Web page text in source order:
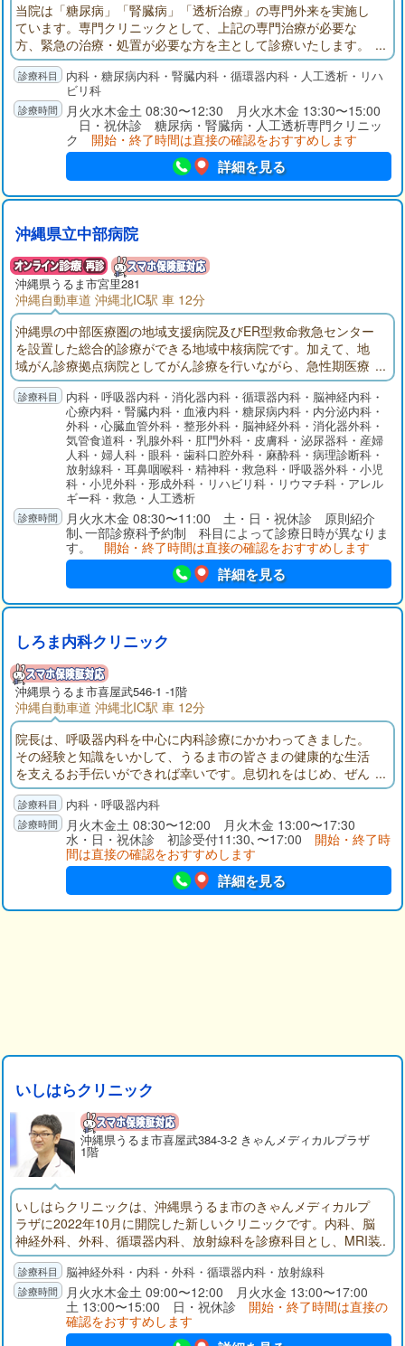
当院は「糖尿病」「腎臓病」「透析治療」の専門外来を実施し
ています。専門クリニックとして、上記の専門治療が必要な
方、緊急の治療・処置が必要な方を主として診療いたします。
近年の生活習慣の変化に伴う慢性病の発症増加により、当院外
来患者数も増加しております。風症状などの方には近隣の新り
ゅおじょをお勧めすることがございます。何卒ご理解ください
ますようお願いいたします。
内科・糖尿病内科・腎臓内科・循環器内科・人工透析・リハ
ビリ科
月火水木金土 08:30〜12:30 月火水木金 13:30〜15:00
日・祝休診 糖尿病・腎臓病・人工透析専門クリニッ
ク 開始・終了時間は直接の確認をおすすめします
詳細を見る
沖縄県立中部病院
沖縄県うるま市宮里281
沖縄自動車道 沖縄北IC駅 車 12分
沖縄県の中部医療圏の地域支援病院及びER型救命救急センター
を設置した総合的診療ができる地域中核病院です。加えて、地
域がん診療拠点病院としてがん診療を行いながら、急性期医療
を主体とした日常診療を行っております。
内科・呼吸器内科・消化器内科・循環器内科・脳神経内科・
心療内科・腎臓内科・血液内科・糖尿病内科・内分泌内科・
外科・心臓血管外科・整形外科・脳神経外科・消化器外科・
気管食道科・乳腺外科・肛門外科・皮膚科・泌尿器科・産婦
人科・婦人科・眼科・歯科口腔外科・麻酔科・病理診断科・
放射線科・耳鼻咽喉科・精神科・救急科・呼吸器外科・小児
科・小児外科・形成外科・リハビリ科・リウマチ科・アレル
ギー科・救急・人工透析
月火水木金 08:30〜11:00 土・日・祝休診 原則紹介
制､一部診療科予約制 科目によって診療日時が異なりま
す。 開始・終了時間は直接の確認をおすすめします
詳細を見る
しろま内科クリニック
沖縄県うるま市喜屋武546-1 -1階
沖縄自動車道 沖縄北IC駅 車 12分
院長は、呼吸器内科を中心に内科診療にかかわってきました。
その経験と知識をいかして、うるま市の皆さまの健康的な生活
を支えるお手伝いができれば幸いです。息切れをはじめ、ぜん
そくやCOPD、睡眠時無呼吸症候群でお悩みの方、生活習慣病で
不安の方どうぞお気軽にご相談ください。
内科・呼吸器内科
月火木金土 08:30〜12:00 月火木金 13:00〜17:30
水・日・祝休診 初診受付11:30､〜17:00 開始・終了時
間は直接の確認をおすすめします
詳細を見る
いしはらクリニック
沖縄県うるま市喜屋武384-3-2 きゃんメディカルプラザ
1階
いしはらクリニックは、沖縄県うるま市のきゃんメディカルプ
ラザに2022年10月に開院した新しいクリニックです。内科、脳
神経外科、外科、循環器内科、放射線科を診療科目とし、MRI装
置による脳ドック、片側顔面けいれんに対するボツリヌス治
療、ABI検査の受診も可能です。
脳神経外科・内科・外科・循環器内科・放射線科
月火水木金土 09:00〜12:00 月火水金 13:00〜17:00
土 13:00〜15:00 日・祝休診 開始・終了時間は直接の
確認をおすすめします